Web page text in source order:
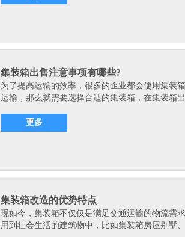
集装箱出售注意事项有哪些?
为了提高运输的效率，很多的企业都会使用集装
运输，那么就需要选择合适的集装箱，在集装箱
更多
集装箱改造的优势特点
现如今，集装箱不仅仅是满足交通运输的物流需
用到社会生活的建筑物中，比如集装箱房屋别墅